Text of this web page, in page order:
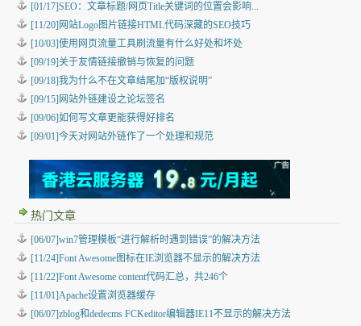
[01/17]SEO：文章标题/网页Title关键词的位置会影响...
[11/20]网站Logo图片链接HTML代码深藏的SEO技巧
[10/03]使用网页流量工具刷流量有什么好处和坏处
[09/19]关于友情链接撤销与恢复的问题
[09/18]我为什么不在文章结尾加“版权说明”
[09/15]网站外链建设之论坛签名
[09/06]如何写文章更能获得好排名
[09/01]今天对网站外链作了一个处理和规范
热门文章
[06/07]win7管理模板“进行解析时遇到错误”的解决方法
[11/24]Font Awesome图标在IE浏览器不显示的解决方法
[11/22]Font Awesome content代码汇总，共246个
[11/01]Apache设置浏览器缓存
[06/07]zblog和dedecms FCKeditor编辑器IE11不显示的解决方法